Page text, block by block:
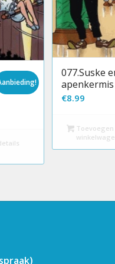
077.Suske
apenkermis
€8.99
Toevoegen